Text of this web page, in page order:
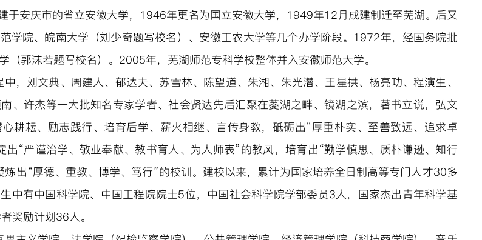
于安庆市的省立安徽大学，1946年更名为国立安徽大学，1949年12月成建制迁至芜湖。后又
学院、皖南大学（刘少奇题写校名）、安徽工农大学等几个办学阶段。1972年，经国务院批
（郭沫若题写校名）。2005年，芜湖师范专科学校整体并入安徽师范大学。
，刘文典、周建人、郁达夫、苏雪林、陈望道、朱湘、朱光潜、王星拱、杨亮功、程演生、
、许杰等一大批知名专家学者、社会贤达先后汇聚在菱湖之畔、镜湖之滨，著书立说，弘文
耕耘、励志践行、培育后学、薪火相继、言传身教，砥砺出“厚重朴实、至善致远、追求卓
出“严谨治学、敬业奉献、教书育人、为人师表”的教风，培育出“勤学慎思、质朴谦逊、知行
出“厚德、重教、博学、笃行”的校训。建校以来，累计为国家培养全日制高等专门人才30多
中有中国科学院、中国工程院院士5位，中国社会科学院学部委员3人，国家杰出青年科学基
奖励计划36人。